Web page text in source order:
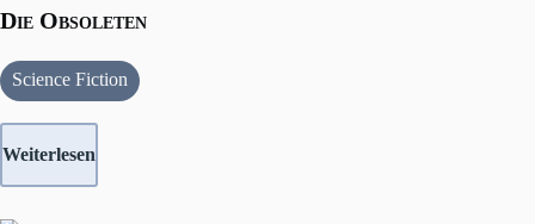
Die Obsoleten
Science Fiction
Weiterlesen